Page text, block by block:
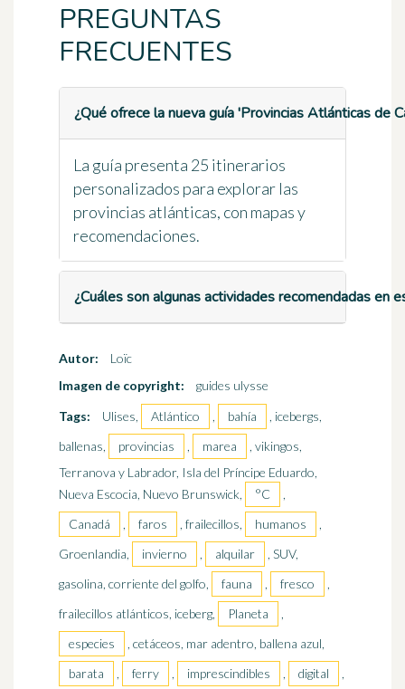
PREGUNTAS
FRECUENTES
¿Qué ofrece la nueva guía 'Provincias Atlánticas de
La guía presenta 25 itinerarios
personalizados para explorar las
provincias atlánticas, con mapas y
recomendaciones.
¿Cuáles son algunas actividades recomendadas en
Autor:
Loïc
Imagen de copyright:
guides ulysse
Tags:
Ulises, Atlántico , bahía
, icebergs,
ballenas,
provincias , marea
, vikingos,
Terranova y Labrador, Isla del Príncipe Eduardo,
Nueva Escocia, Nuevo Brunswick,
°C
,
Canadá
, faros , frailecillos, humanos
,
Groenlandia,
invierno , alquilar
, SUV,
gasolina, corriente del golfo,
fauna , fresco
,
frailecillos atlánticos, iceberg,
Planeta
,
especies
, cetáceos, mar adentro, ballena azul,
barata
, ferry , imprescindibles , digital
,